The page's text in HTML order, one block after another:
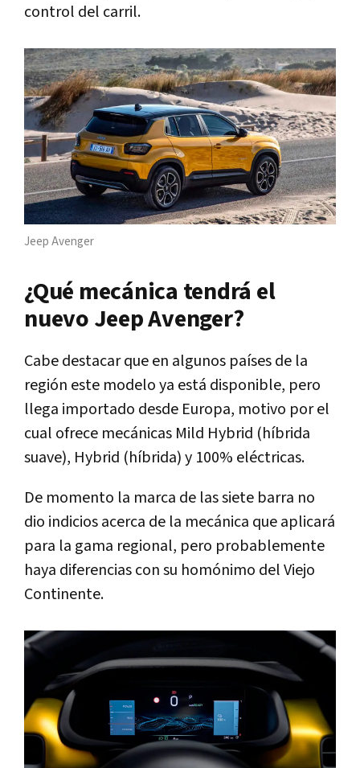
control del carril.
Jeep Avenger
¿Qué mecánica tendrá el
nuevo Jeep Avenger?
Cabe destacar que en algunos países de la
región este modelo ya está disponible, pero
llega importado desde Europa, motivo por el
cual ofrece mecánicas Mild Hybrid (híbrida
suave), Hybrid (híbrida) y 100% eléctricas.
De momento la marca de las siete barra no
dio indicios acerca de la mecánica que aplicará
para la gama regional, pero probablemente
haya diferencias con su homónimo del Viejo
Continente.